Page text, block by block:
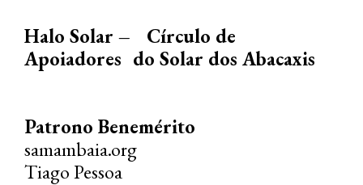
Halo Solar – Círculo de
Apoiadores do Solar dos Abacaxis
Patrono Benemérito
samambaia.org
Tiago Pessoa